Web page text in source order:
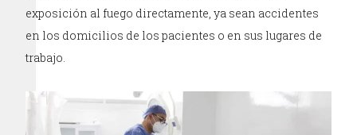
exposición al fuego directamente, ya sean accidentes
en los domicilios de los pacientes o en sus lugares de
trabajo.